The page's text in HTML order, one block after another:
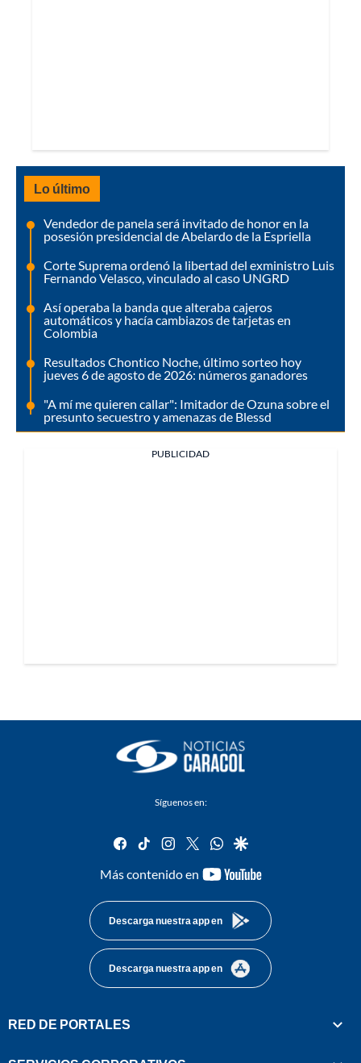
Lo último
Vendedor de panela será invitado de honor en la
posesión presidencial de Abelardo de la Espriella
Corte Suprema ordenó la libertad del exministro Luis
Fernando Velasco, vinculado al caso UNGRD
Así operaba la banda que alteraba cajeros
automáticos y hacía cambiazos de tarjetas en
Colombia
Resultados Chontico Noche, último sorteo hoy
jueves 6 de agosto de 2026: números ganadores
"A mí me quieren callar": Imitador de Ozuna sobre el
presunto secuestro y amenazas de Blessd
PUBLICIDAD
Síguenos en:
facebook
tiktok instagram
twitterwhatsapp
google
Más contenido en
youtube-
Descarga nuestra app en
Descarga nuestra app en
RED DE PORTALES